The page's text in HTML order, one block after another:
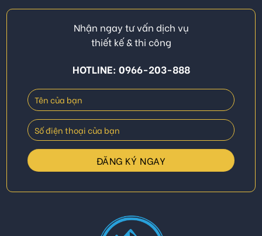
Nhận ngay tư vấn dịch vụ
thiết kế & thi công
HOTLINE: 0966-203-888